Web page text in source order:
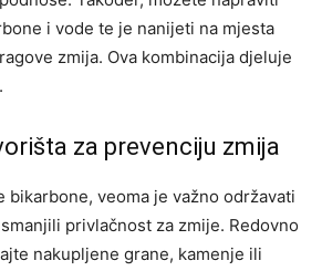
i vode te je nanijeti na mjesta
zmija. Ova kombinacija djeluje
za prevenciju zmija
bikarbone, veoma je važno održavati
privlačnost za zmije. Redovno
nakupljene grane, kamenje ili